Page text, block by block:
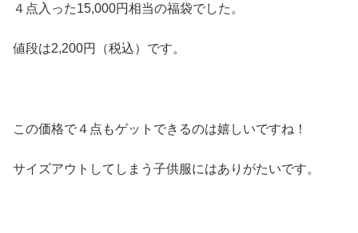
４点入った15,000円相当の福袋でした。
値段は2,200円（税込）です。
この価格で４点もゲットできるのは嬉しいですね！
サイズアウトしてしまう子供服にはありがたいです。